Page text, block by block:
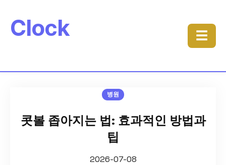
Clock ☰
병원
콧볼 좁아지는 법: 효과적인 방법과
팁
2026-07-08